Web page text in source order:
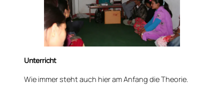
Unterricht
Wie immer steht auch hier am Anfang die Theorie.